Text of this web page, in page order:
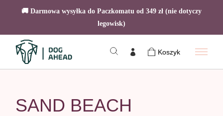
🚚 Darmowa wysyłka do Paczkomatu od 349 zł (nie dotyczy
legowisk)
content
Koszyk
SAND BEACH